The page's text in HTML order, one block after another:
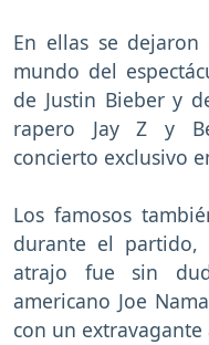
En ellas se
mundo del
de Justin Bieber y
rapero Jay Z y
concierto exclusivo
Los famosos
durante el partido,
atrajo fue sin
americano Joe
con un